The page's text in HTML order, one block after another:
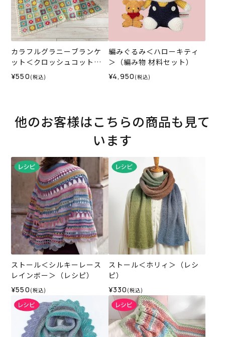
カラフルグラニーブランケ
ット＜クロッシュコットン
＞（レシピ）
¥550 (税込)
編みぐるみ＜ハローキティ
＞（編み物 材料セット）
¥4,950 (税込)
他のお客様はこちらの商品も見て
います
ストール＜シルキーレース
レインボー＞（レシピ）
¥550 (税込)
ストール＜ホリィ＞（レシ
ピ）
¥330 (税込)